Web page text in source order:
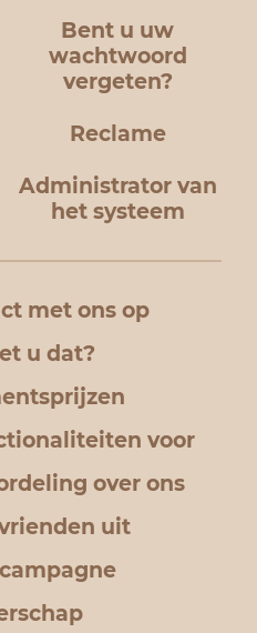
Bent u uw
wachtwoord
vergeten?
Reclame
Administrator van
het systeem
met ons op
u dat?
voor
over ons
uit